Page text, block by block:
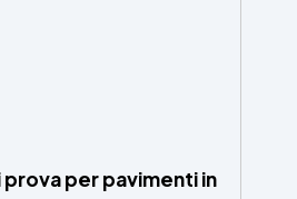
per pavimenti in